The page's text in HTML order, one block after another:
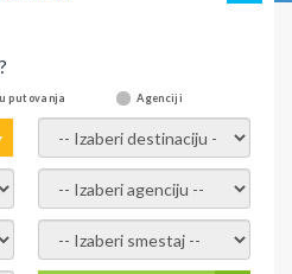
putovanja Agenciji
- izaberi destinaciju -
- izaberi agenciju -
- Izaberite smestaj -